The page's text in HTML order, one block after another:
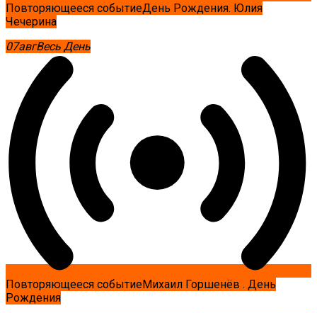
Повторяющееся событиеДень Рождения. Юлия
Чечерина
07авгВесь День
Повторяющееся событиеМихаил Горшенёв . День
Рождения